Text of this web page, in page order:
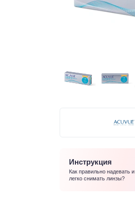
Инструкция
Как правильно надевать и
легко снимать линзы?